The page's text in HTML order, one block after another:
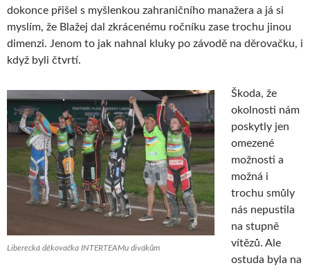
dokonce přišel s myšlenkou zahraničního manažera a já si
myslím, že Blažej dal zkrácenému ročníku zase trochu jinou
dimenzi. Jenom to jak nahnal kluky po závodě na děrovačku, i
když byli čtvrtí.
Liberecká děkovačka INTERTEAMu divákům
Škoda, že
okolnosti nám
poskytly jen
omezené
možnosti a
možná i
trochu smůly
nás nepustila
na stupně
vítězů. Ale
ostuda byla na